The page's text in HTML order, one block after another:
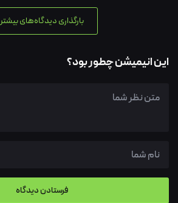
بارگذاری دیدگاه‌های بیشتر
این انیمیشن چطور بود؟